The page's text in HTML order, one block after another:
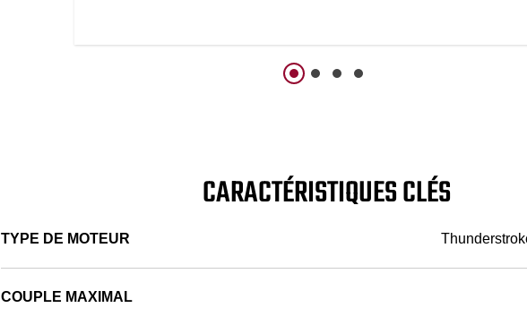
CARACTÉRISTIQUES CLÉS
TYPE DE MOTEUR
COUPLE MAXIMAL